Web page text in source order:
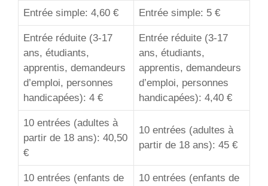
Entrée simple: 4,60 € Entrée simple: 5 €
Entrée réduite (3-17
ans, étudiants,
apprentis, demandeurs
d’emploi, personnes
handicapées): 4 €
Entrée réduite (3-17
ans, étudiants,
apprentis, demandeurs
d’emploi, personnes
handicapées): 4,40 €
10 entrées (adultes à
partir de 18 ans): 40,50
€
10 entrées (adultes à
partir de 18 ans): 45 €
10 entrées (enfants de
10 entrées (enfants de